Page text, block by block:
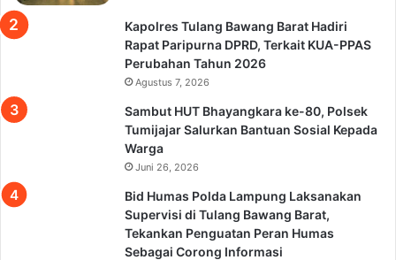
Kapolres Tulang Bawang Barat Hadiri
Rapat Paripurna DPRD, Terkait KUA-PPAS
Perubahan Tahun 2026
Agustus 7, 2026
Sambut HUT Bhayangkara ke-80, Polsek
Tumijajar Salurkan Bantuan Sosial Kepada
Warga
Juni 26, 2026
Bid Humas Polda Lampung Laksanakan
Supervisi di Tulang Bawang Barat,
Tekankan Penguatan Peran Humas
Sebagai Corong Informasi